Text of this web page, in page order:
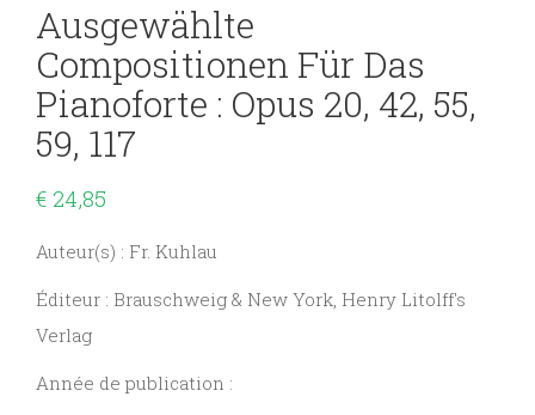
Ausgewählte
Compositionen Für Das
Pianoforte : Opus 20, 42, 55,
59, 117
€ 24,85
Auteur(s) : Fr. Kuhlau
Éditeur : Brauschweig & New York, Henry Litolff's
Verlag
Année de publication :